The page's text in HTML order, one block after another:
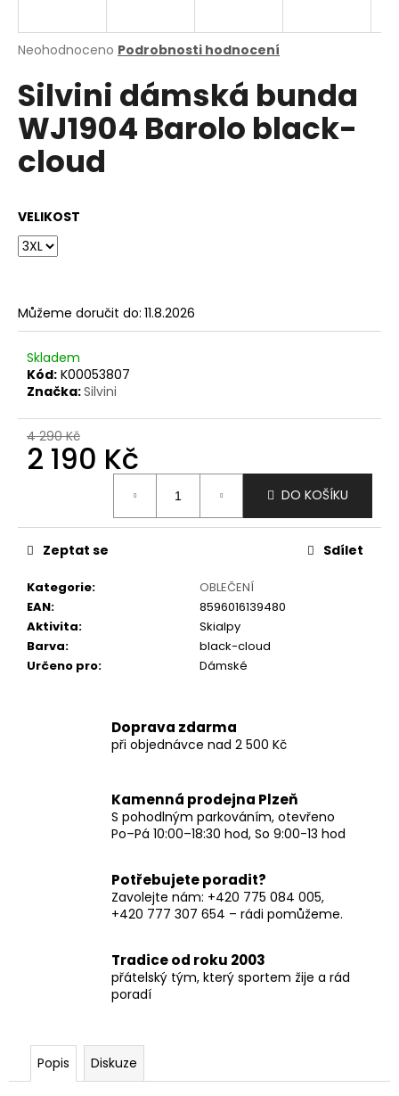
Průměrné
produktu
je
0,0
z
5
hvězdiček.
Neohodnoceno Podrobnosti hodnocení
Silvini dámská bunda
WJ1904 Barolo black-
cloud
VELIKOST
Můžeme doručit do: 11.8.2026
Skladem
Kód: K00053807
Značka:Silvini
4 290 Kč
2 190 Kč
DO KOŠÍKU
Kategorie:
OBLEČENÍ
EAN:
8596016139480
Aktivita:
Skialpy
Barva:
black-cloud
Určeno pro: Dámské
Zeptat se Sdílet
Doprava zdarma
při objednávce nad 2 500 Kč
Kamenná prodejna Plzeň
S pohodlným parkováním, otevřeno
Po–Pá 10:00–18:30 hod, So 9:00-13 hod
Potřebujete poradit?
Zavolejte nám: +420 775 084 005,
+420 777 307 654 – rádi pomůžeme.
Tradice od roku 2003
přátelský tým, který sportem žije a rád
poradí
Popis Diskuze
j
t
?
o
p
u
č
u